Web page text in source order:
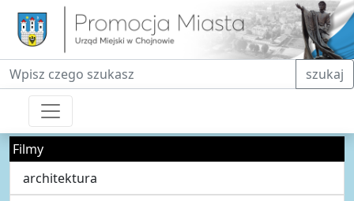
Fraza do wyszukiwania szukaj
Filmy
architektura